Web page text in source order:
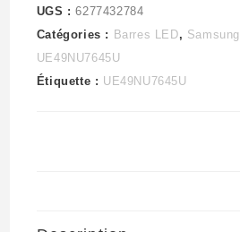
UGS :6277432784
Catégories : Barres LED, Samsung
UE49NU7645U
Étiquette : UE49NU7645U